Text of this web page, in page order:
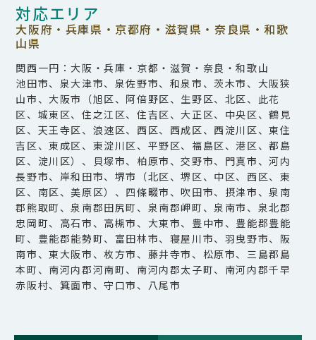
対応エリア
大阪府・兵庫県・京都府・滋賀県・奈良県・和歌
山県
関西一円：大阪・兵庫・京都・滋賀・奈良・和歌山
池田市、泉大津市、泉佐野市、和泉市、茨木市、大阪狭
山市、大阪市（旭区、阿倍野区、生野区、北区、此花
区、城東区、住之江区、住吉区、大正区、中央区、鶴見
区、天王寺区、浪速区、西区、西成区、西淀川区、東住
吉区、東成区、東淀川区、平野区、福島区、港区、都島
区、淀川区）、貝塚市、柏原市、交野市、門真市、河内
長野市、岸和田市、堺市（北区、堺区、中区、西区、東
区、南区、美原区）、四條畷市、吹田市、摂津市、泉南
郡熊取町、泉南郡田尻町、泉南郡岬町、泉南市、泉北郡
忠岡町、高石市、高槻市、大東市、豊中市、豊能郡豊能
町、豊能郡能勢町、富田林市、寝屋川市、羽曳野市、阪
南市、東大阪市、枚方市、藤井寺市、松原市、三島郡島
本町、南河内郡河南町、南河内郡太子町、南河内郡千早
赤阪村、箕面市、守口市、八尾市